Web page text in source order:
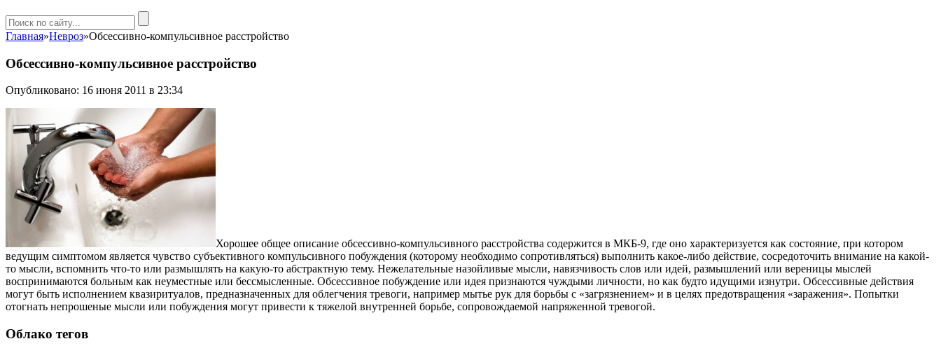
Главная»Невроз»Обсессивно-компульсивное расстройство
Обсессивно-компульсивное расстройство
Опубликовано: 16 июня 2011 в 23:34
Хорошее общее описание обсессивно-компульсивного расстройства содержится в МКБ-9, где оно характеризуется как состояние, при котором
ведущим симптомом является чувство субъективного компульсивного побуждения (которому необходимо сопротивляться) выполнить какое-либо действие, сосредоточить внимание на какой-
то мысли, вспомнить что-то или размышлять на какую-то абстрактную тему. Нежелательные назойливые мысли, навязчивость слов или идей, размышлений или вереницы мыслей
воспринимаются больным как неуместные или бессмысленные. Обсессивное побуждение или идея признаются чуждыми личности, но как будто идущими изнутри. Обсессивные действия
могут быть исполнением квазиритуалов, предназначенных для облегчения тревоги, например мытье рук для борьбы с «загрязнением» и в целях предотвращения «заражения». Попытки
отогнать непрошеные мысли или побуждения могут привести к тяжелой внутренней борьбе, сопровождаемой напряженной тревогой.
Облако тегов